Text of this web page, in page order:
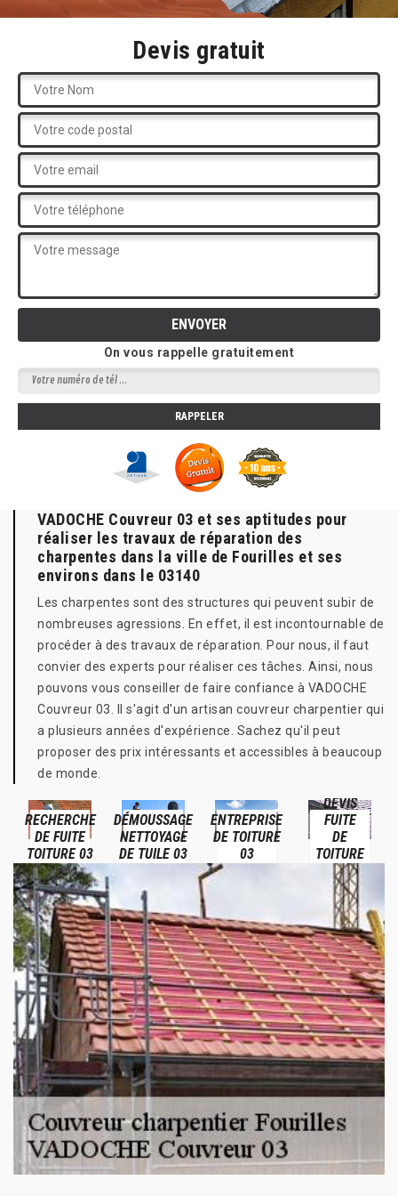
Devis gratuit
On vous rappelle gratuitement
VADOCHE Couvreur 03 et ses aptitudes pour
réaliser les travaux de réparation des
charpentes dans la ville de Fourilles et ses
environs dans le 03140
Les charpentes sont des structures qui peuvent subir de
nombreuses agressions. En effet, il est incontournable de
procéder à des travaux de réparation. Pour nous, il faut
convier des experts pour réaliser ces tâches. Ainsi, nous
pouvons vous conseiller de faire confiance à VADOCHE
Couvreur 03. Il s'agit d'un artisan couvreur charpentier qui
a plusieurs années d'expérience. Sachez qu'il peut
proposer des prix intéressants et accessibles à beaucoup
de monde.
RECHERCHE
DE FUITE
TOITURE 03
DÉMOUSSAGE
NETTOYAGE
DE TUILE 03
ENTREPRISE
DE TOITURE
03
DEVIS
FUITE
DE
TOITURE
03